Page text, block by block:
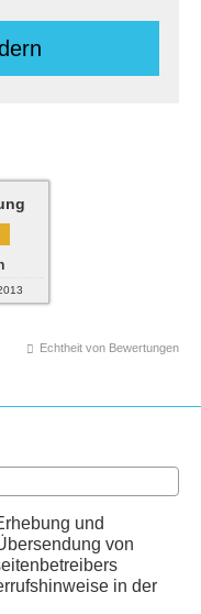
Echtheit von Bewertungen
und
von
in der